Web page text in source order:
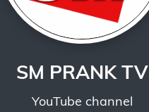
SM PRANK TV
YouTube channel